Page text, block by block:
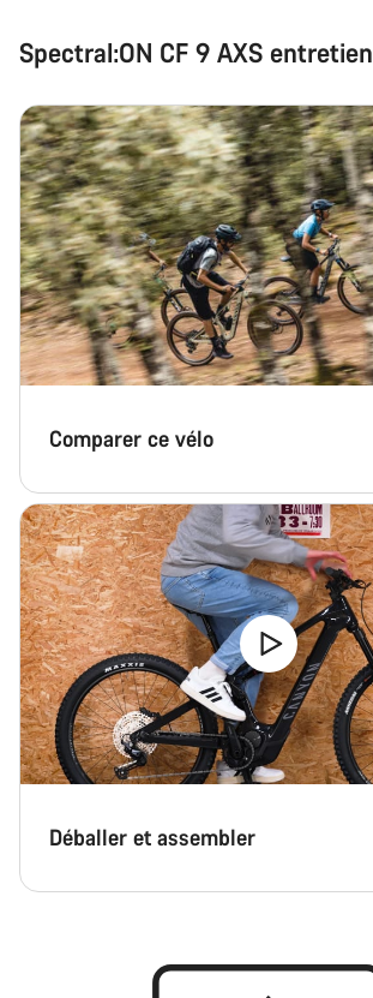
Spectral:ON CF 9 AXS entretien
Comparer ce vélo
Déballer et assembler